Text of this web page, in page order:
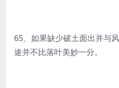
65、如果缺少破土面出并与
途并不比落叶美妙一分。